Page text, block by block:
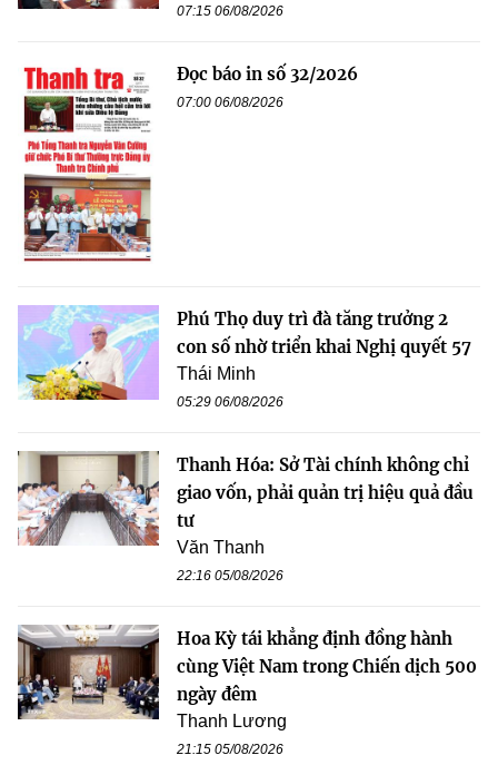
07:15 06/08/2026
Đọc báo in số 32/2026
07:00 06/08/2026
Phú Thọ duy trì đà tăng trưởng 2
con số nhờ triển khai Nghị quyết 57
Thái Minh
05:29 06/08/2026
Thanh Hóa: Sở Tài chính không chỉ
giao vốn, phải quản trị hiệu quả đầu
tư
Văn Thanh
22:16 05/08/2026
Hoa Kỳ tái khẳng định đồng hành
cùng Việt Nam trong Chiến dịch 500
ngày đêm
Thanh Lương
21:15 05/08/2026